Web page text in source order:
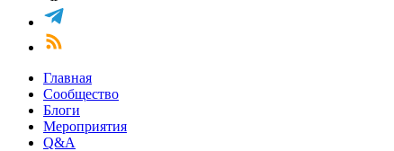
Главная
Сообщество
Блоги
Мероприятия
Q&A